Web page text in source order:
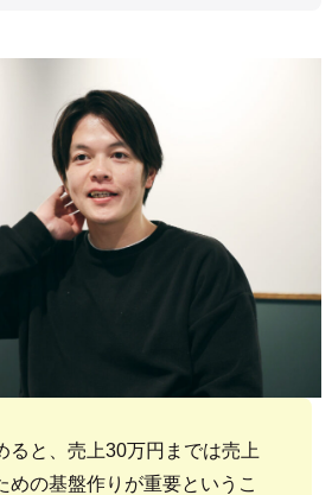
ると、売上30万円までは売上
めの基盤作りが重要というこ